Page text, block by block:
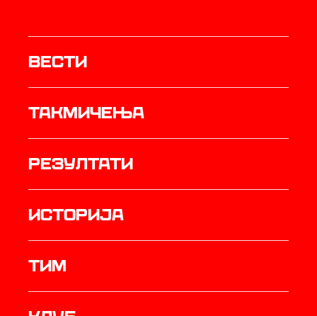
Вести
Такмичења
резултати
историја
ТИМ